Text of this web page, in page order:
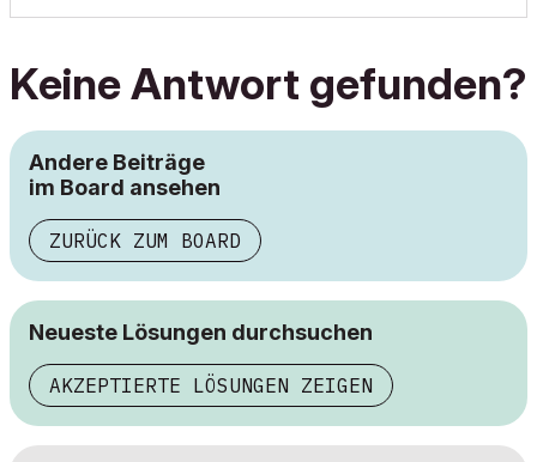
Keine Antwort gefunden?
Andere Beiträge
im Board ansehen
ZURÜCK ZUM BOARD
Neueste Lösungen durchsuchen
AKZEPTIERTE LÖSUNGEN ZEIGEN